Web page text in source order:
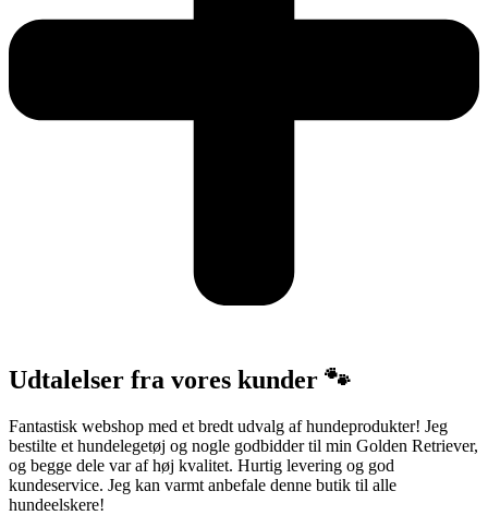
Udtalelser fra vores kunder 🐾
Fantastisk webshop med et bredt udvalg af hundeprodukter! Jeg
bestilte et hundelegetøj og nogle godbidder til min Golden Retriever,
og begge dele var af høj kvalitet. Hurtig levering og god
kundeservice. Jeg kan varmt anbefale denne butik til alle
hundeelskere!